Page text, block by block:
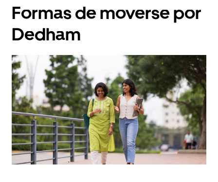
Formas de moverse por
Dedham